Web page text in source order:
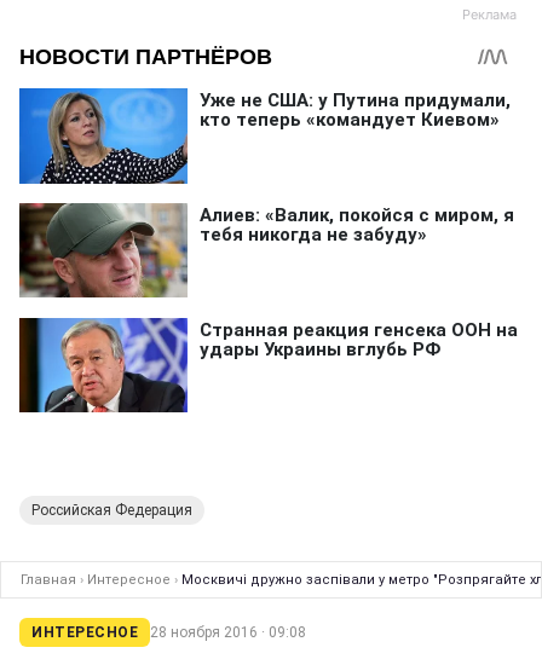
Российская Федерация
Главная › Интересное › Москвичі дружно заспівали у метро "Розпрягайте
ИНТЕРЕСНОЕ 28 ноября 2016 · 09:08